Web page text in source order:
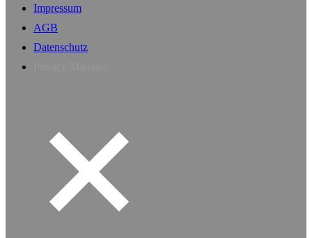
Impressum
AGB
Datenschutz